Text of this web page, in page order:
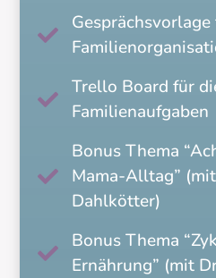


Trello Board für
Familienaufgaben

Bonus Thema
Mama-Alltag” (mit
Dahlkötter)

Bonus Thema
Ernährung” (mit